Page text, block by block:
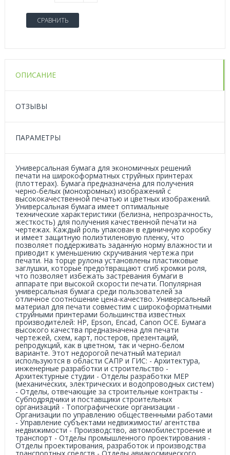
СРАВНИТЬ
ОПИСАНИЕ
ОТЗЫВЫ
ПАРАМЕТРЫ
Универсальная бумага для экономичных решений
печати на широкоформатных струйных принтерах
(плоттерах). Бумага предназначена для получения
черно-белых (монохромных) изображений с
высококачественной печатью и цветных изображений.
Универсальная бумага имеет оптимальные
технические характеристики (белизна, непрозрачность,
жесткость) для получения качественной печати на
чертежах. Каждый роль упакован в единичную коробку
и имеет защитную полиэтиленовую пленку, что
позволяет поддерживать заданную норму влажности и
приводит к уменьшению скручивания чертежа при
печати. На торце рулона установлены пластиковые
заглушки, которые предотвращают сгиб кромки роля,
что позволяет избежать застревания бумаги в
аппарате при высокой скорости печати. Популярная
универсальная бумага среди пользователей за
отличное соотношение цена-качество. Универсальный
материал для печати совместим с широкоформатными
струйными принтерами большинства известных
производителей: HP, Epson, Encad, Canon OCE. Бумага
высокого качества предназначена для печати
чертежей, схем, карт, постеров, презентаций,
репродукций, как в цветном, так и черно-белом
варианте. Этот недорогой печатный материал
используются в области САПР и ГИС: - Архитектура,
инженерные разработки и строительство -
Архитектурные студии - Отделы разработки МEP
(механических, электрических и водопроводных систем)
- Отделы, отвечающие за строительные контракты -
Субподрядчики и поставщики строительных
организаций - Топографические организации -
Организации по управлению общественными работами
- Управление субъектами недвижимости/ агентства
недвижимости - Производство, автомобилестроение и
транспорт - Отделы промышленного проектирования -
Отделы проектирования, разработок и производства